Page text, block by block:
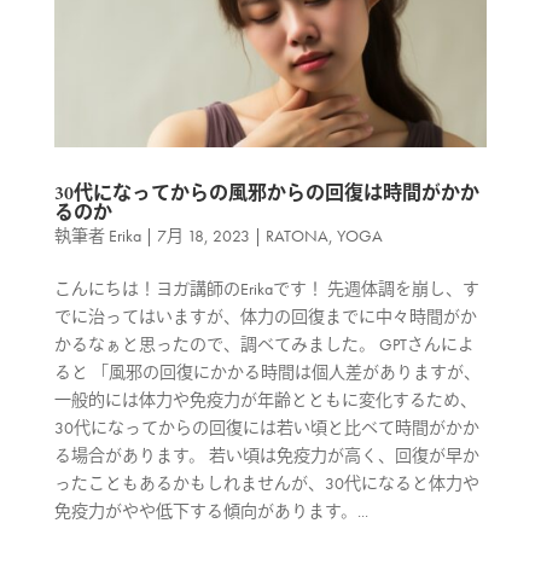
30代になってからの風邪からの回復は時間がかか
るのか
執筆者 Erika| 7月 18, 2023 | RATONA, YOGA
こんにちは！ヨガ講師のErikaです！ 先週体調を崩し、す
でに治ってはいますが、体力の回復までに中々時間がか
かるなぁと思ったので、調べてみました。 GPTさんによ
ると 「風邪の回復にかかる時間は個人差がありますが、
一般的には体力や免疫力が年齢とともに変化するため、
30代になってからの回復には若い頃と比べて時間がかか
る場合があります。 若い頃は免疫力が高く、回復が早か
ったこともあるかもしれませんが、30代になると体力や
免疫力がやや低下する傾向があります。...